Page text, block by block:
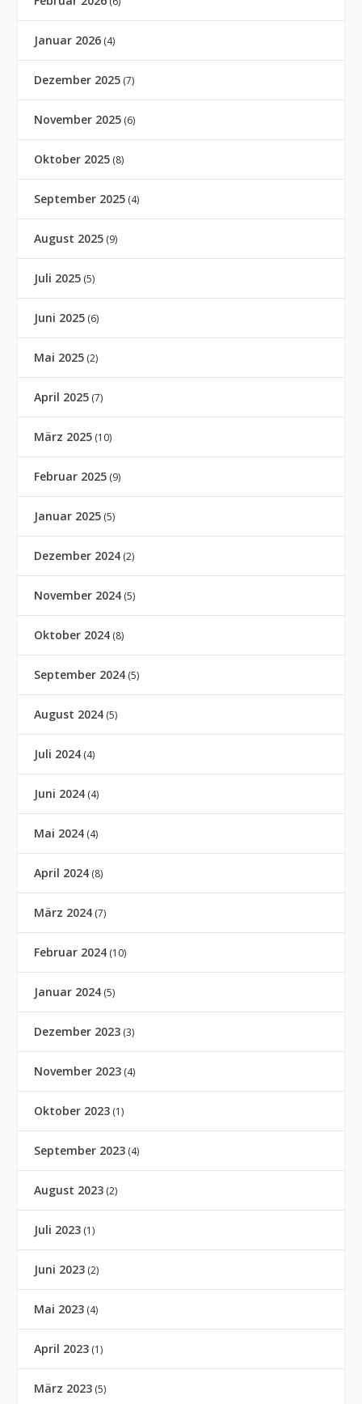
Januar 2026 (4)
Dezember 2025 (7)
November 2025 (6)
Oktober 2025 (8)
September 2025 (4)
August 2025 (9)
Juli 2025 (5)
Juni 2025 (6)
Mai 2025 (2)
April 2025 (7)
März 2025 (10)
Februar 2025 (9)
Januar 2025 (5)
Dezember 2024 (2)
November 2024 (5)
Oktober 2024 (8)
September 2024 (5)
August 2024 (5)
Juli 2024 (4)
Juni 2024 (4)
Mai 2024 (4)
April 2024 (8)
März 2024 (7)
Februar 2024 (10)
Januar 2024 (5)
Dezember 2023 (3)
November 2023 (4)
Oktober 2023 (1)
September 2023 (4)
August 2023 (2)
Juli 2023 (1)
Juni 2023 (2)
Mai 2023 (4)
April 2023 (1)
März 2023 (5)